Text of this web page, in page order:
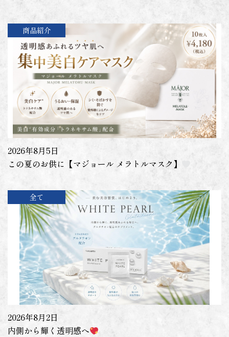
商品紹介
2026年8月5日
この夏のお供に【マジョール メラトルマスク】
全て
2026年8月2日
内側から輝く透明感へ